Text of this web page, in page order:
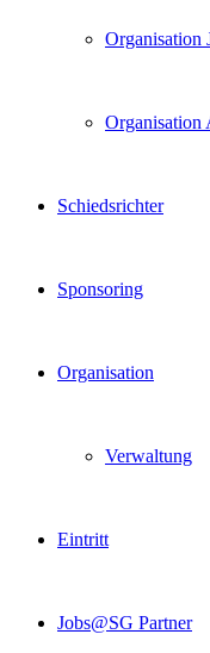
Organisation
Organisation
Schiedsrichter
Sponsoring
Organisation
Verwaltung
Eintritt
Jobs@SG Partner